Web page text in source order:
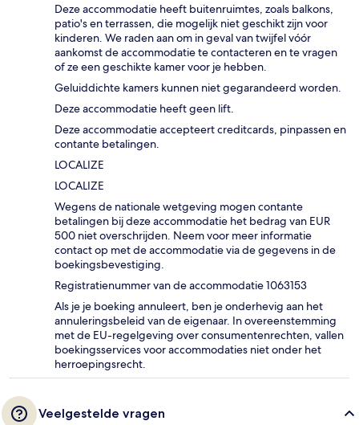
Deze accommodatie heeft buitenruimtes, zoals balkons,
patio's en terrassen, die mogelijk niet geschikt zijn voor
kinderen. We raden aan om in geval van twijfel vóór
aankomst de accommodatie te contacteren en te vragen
of ze een geschikte kamer voor je hebben.
Geluiddichte kamers kunnen niet gegarandeerd worden.
Deze accommodatie heeft geen lift.
Deze accommodatie accepteert creditcards, pinpassen en
contante betalingen.
LOCALIZE
LOCALIZE
Wegens de nationale wetgeving mogen contante
betalingen bij deze accommodatie het bedrag van EUR
500 niet overschrijden. Neem voor meer informatie
contact op met de accommodatie via de gegevens in de
boekingsbevestiging.
Registratienummer van de accommodatie 1063153
Als je je boeking annuleert, ben je onderhevig aan het
annuleringsbeleid van de eigenaar. In overeenstemming
met de EU-regelgeving over consumentenrechten, vallen
boekingsservices voor accommodaties niet onder het
herroepingsrecht.
Veelgestelde vragen